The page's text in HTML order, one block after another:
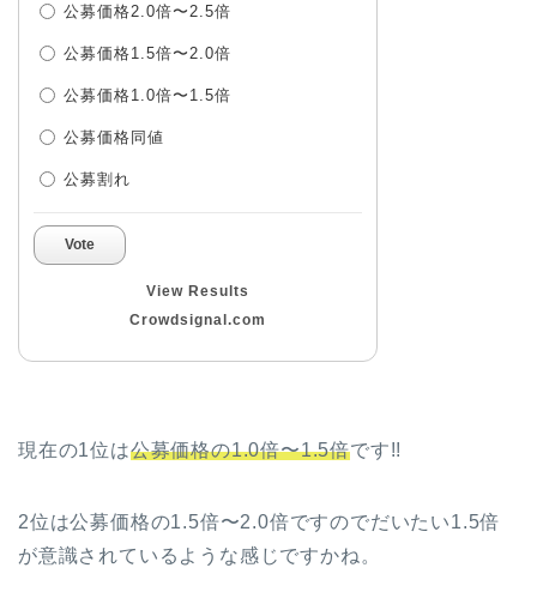
公募価格2.0倍〜2.5倍
公募価格1.5倍〜2.0倍
公募価格1.0倍〜1.5倍
公募価格同値
公募割れ
Vote
View Results
Crowdsignal.com
現在の1位は公募価格の1.0倍〜1.5倍です!!
2位は公募価格の1.5倍〜2.0倍ですのでだいたい1.5倍
が意識されているような感じですかね。